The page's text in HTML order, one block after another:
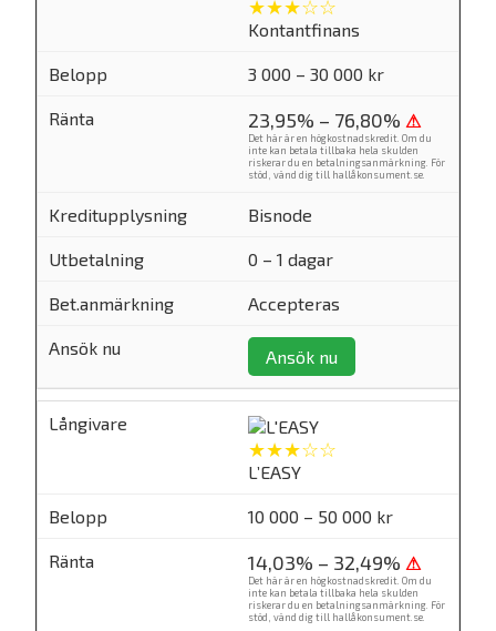
★★★☆☆
Kontantfinans
3 000 – 30 000 kr
23,95% – 76,80% ⚠
Det här är en högkostnadskredit. Om du
inte kan betala tillbaka hela skulden
riskerar du en betalningsanmärkning. För
stöd, vänd dig till hallåkonsument.se.
Bisnode
0 – 1 dagar
Accepteras
Ansök nu
★★★☆☆
L’EASY
10 000 – 50 000 kr
14,03% – 32,49% ⚠
Det här är en högkostnadskredit. Om du
inte kan betala tillbaka hela skulden
riskerar du en betalningsanmärkning. För
stöd, vänd dig till hallåkonsument.se